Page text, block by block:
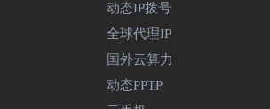
动态IP拨号
全球代理IP
国外云算力
动态PPTP